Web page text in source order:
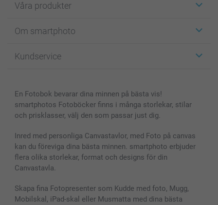
Våra produkter
Fotokort
Fotoböcker
Skal till Mobil & Surfplatta
MyNameBook
Fotoramar & Tillbehör
Presentkort
Alla fotoprodukter
Om smartphoto
För affiliates
Sitemap
Villkor och garantier
Kundservice
smartbonus
Priser & betalning
En Fotobok bevarar dina minnen på bästa vis!
smartphotos Fotoböcker finns i många storlekar, stilar
och prisklasser, välj den som passar just dig.
Inred med personliga Canvastavlor, med Foto på canvas
kan du föreviga dina bästa minnen. smartphoto erbjuder
flera olika storlekar, format och designs för din
Canvastavla.
Skapa fina Fotopresenter som Kudde med foto, Mugg,
Mobilskal, iPad-skal eller Musmatta med dina bästa